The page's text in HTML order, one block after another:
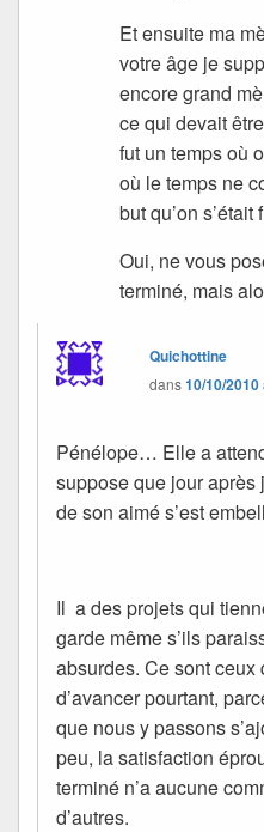
Et ensuite ma
votre âge je
encore grand
ce qui devait
fut un temps où
où le temps ne
but qu’on
Oui, ne vous
terminé, mais
Quichottine
dans10/10/2010
Pénélope… Elle a
suppose que jour après
de son aimé s’est
Il a des projets qui
garde même s’ils
absurdes. Ce sont ceux
d’avancer pourtant,
que nous y passons
peu, la satisfaction
terminé n’a aucune
d’autres.